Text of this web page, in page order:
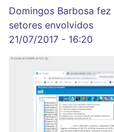
Domingos Barbosa
setores envolvidos
21/07/2017 - 16:20